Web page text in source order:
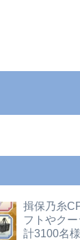
揖保乃糸
フトやク
計3100名